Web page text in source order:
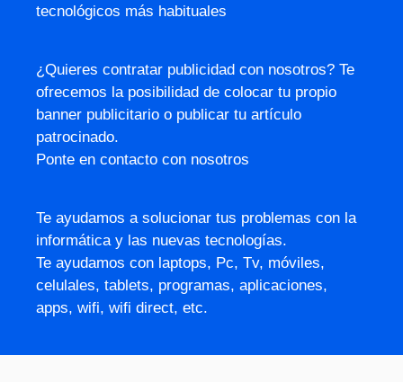
tecnológicos más habituales
¿Quieres contratar publicidad con nosotros? Te
ofrecemos la posibilidad de colocar tu propio
banner publicitario o publicar tu artículo
patrocinado.
Ponte en contacto con nosotros
Te ayudamos a solucionar tus problemas con la
informática y las nuevas tecnologías.
Te ayudamos con laptops, Pc, Tv, móviles,
celulales, tablets, programas, aplicaciones,
apps, wifi, wifi direct, etc.